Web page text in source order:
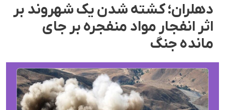
دهلران؛ کشتە شدن یک شهروند بر
اثر انفجار مواد منفجره بر جای
مانده جنگ